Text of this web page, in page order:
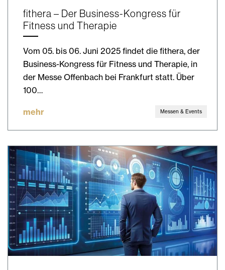
fithera – Der Business-Kongress für
Fitness und Therapie
Vom 05. bis 06. Juni 2025 findet die fithera, der
Business-Kongress für Fitness und Therapie, in
der Messe Offenbach bei Frankfurt statt. Über
100…
mehr Messen & Events